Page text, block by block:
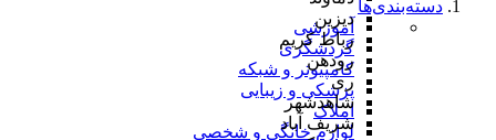
دیزین
رباط کریم
رودهن
ری
شاهدشهر
شریف آباد
دسته‌بندی‌ها
آموزشی
گردشگری
کامپیوتر و شبکه
پزشکی و زیبایی
املاک
لوازم خانگی و شخصی